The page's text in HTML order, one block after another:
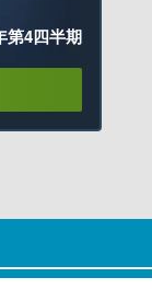
第4四半期